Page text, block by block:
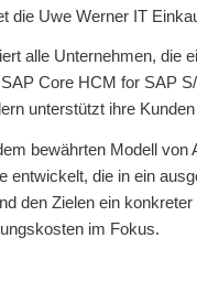
die Uwe Werner IT
alle Unternehmen, die
Core HCM for SAP
unterstützt ihre
bewährten Modell
entwickelt, die in ein
den Zielen ein
im Fokus.